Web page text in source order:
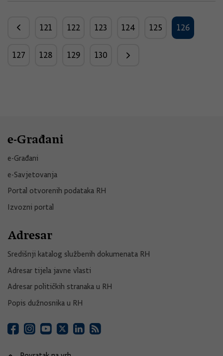
121 122 123 124 125 126
127 128 129 130
e-Građani
e-Građani
e-Savjetovanja
Portal otvorenih podataka RH
Izvozni portal
Adresar
Središnji katalog službenih dokumenata RH
Adresar tijela javne vlasti
Adresar političkih stranaka u RH
Popis dužnosnika u RH